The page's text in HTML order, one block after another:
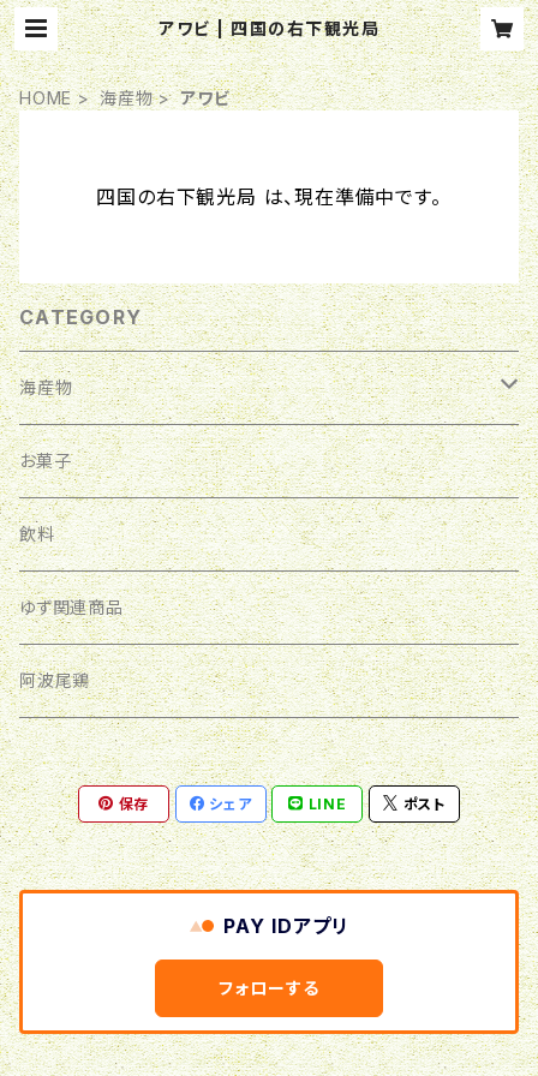
アワビ | 四国の右下観光局
HOME 海産物 アワビ
四国の右下観光局 は、現在準備中です。
CATEGORY
海産物
伊勢海老
サザエ
アワビ
サザエ・アワビのセット
流子の缶詰
お菓子
飲料
ゆず関連商品
阿波尾鶏
保存 シェア LINE ポスト
PAY IDアプリ
フォローする